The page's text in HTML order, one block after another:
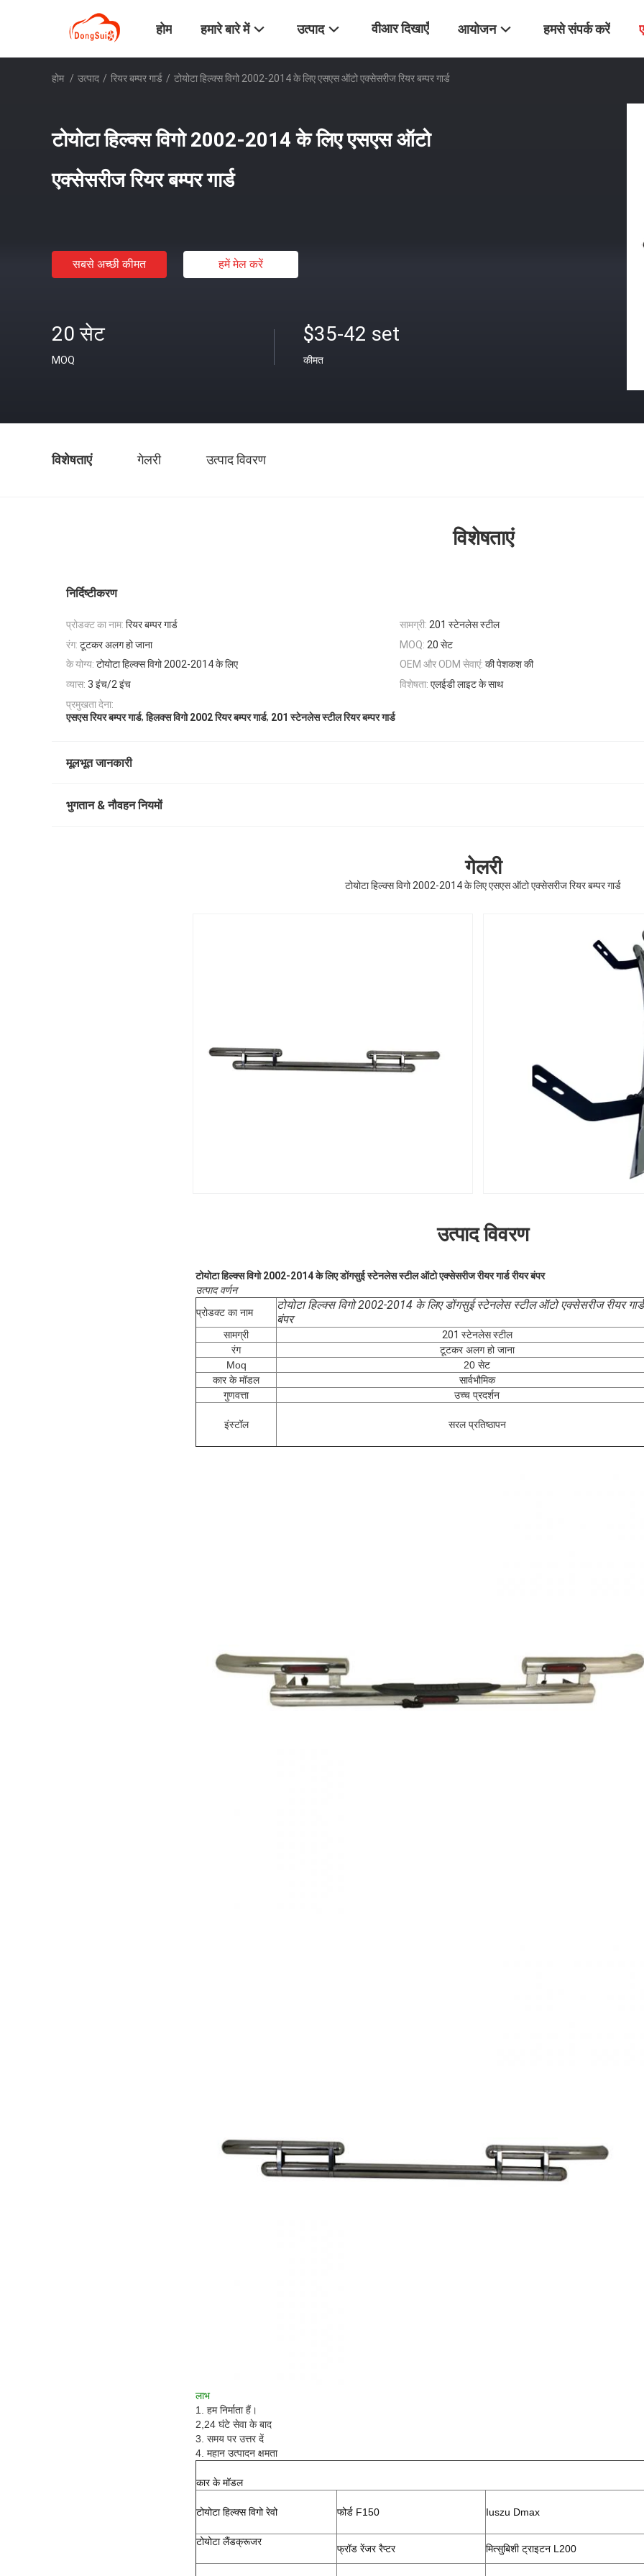
होम हमारे बारे में उत्पाद वीआर दिखाएँ आयोजन हमसे संपर्क करें
होम / उत्पाद / रियर बम्पर गार्ड / टोयोटा हिल्क्स विगो 2002-2014 के लिए एसएस ऑटो एक्सेसरीज रियर बम्पर गार्ड
टोयोटा हिल्क्स विगो 2002-2014 के लिए एसएस ऑटो
एक्सेसरीज रियर बम्पर गार्ड
सबसे अच्छी कीमत हमें मेल करें
20 सेट
MOQ
$35-42 set
कीमत
विशेषताएं गेलरी उत्पाद विवरण
विशेषताएं
निर्दिष्टीकरण
प्रोडक्ट का नाम: रियर बम्पर गार्ड सामग्री: 201 स्टेनलेस स्टील
रंग: टूटकर अलग हो जाना MOQ: 20 सेट
के योग्य: टोयोटा हिल्क्स विगो 2002-2014 के लिए OEM और ODM सेवाएं: की पेशकश की
व्यास: 3 इंच/2 इंच विशेषता: एलईडी लाइट के साथ
प्रमुखता देना:
एसएस रियर बम्पर गार्ड,हिलक्स विगो 2002 रियर बम्पर गार्ड, 201 स्टेनलेस स्टील रियर बम्पर गार्ड
मूलभूत जानकारी
भुगतान & नौवहन नियमों
गेलरी
टोयोटा हिल्क्स विगो 2002-2014 के लिए एसएस ऑटो एक्सेसरीज रियर बम्पर गार्ड
उत्पाद विवरण
टोयोटा हिल्क्स विगो 2002-2014 के लिए डोंगसुई स्टेनलेस स्टील ऑटो एक्सेसरीज रीयर गार्ड रीयर बंपर
उत्पाद वर्णन
प्रोडक्ट का नाम
टोयोटा हिल्क्स विगो 2002-2014 के लिए डोंगसुई स्टेनलेस स्टील ऑटो एक्सेसरीज रीयर
बंपर
सामग्री
201 स्टेनलेस स्टील
रंग
टूटकर अलग हो जाना
Moq
20 सेट
कार के मॉडल
सार्वभौमिक
गुणवत्ता
उच्च प्रदर्शन
इंस्टॉल सरल प्रतिष्ठापन
लाभ
1. हम निर्माता हैं।
2,24 घंटे सेवा के बाद
3. समय पर उत्तर दें
4. महान उत्पादन क्षमता
कार के मॉडल
टोयोटा हिल्क्स विगो रेवो फोर्ड F150 Iuszu Dmax
टोयोटा लैंडक्रूजर
फ्रॉड रेंजर रैप्टर मित्सुबिशी ट्राइटन L200